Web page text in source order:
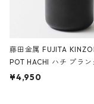
藤田金属 FUJITA
POT HACHI ハチ プラン
ト 3号 ブラック
¥4,950